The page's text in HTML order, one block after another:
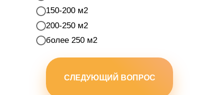
150-200 м2
200-250 м2
более 250 м2
СЛЕДУЮЩИЙ ВОПРОС